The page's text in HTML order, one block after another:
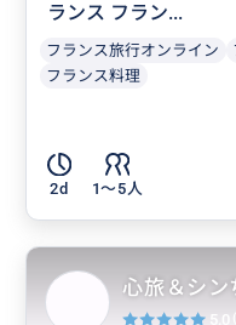
ランス フラン...
フランス旅行オンライン
フランス料理
2d 1〜5人
心旅＆シン
5.0